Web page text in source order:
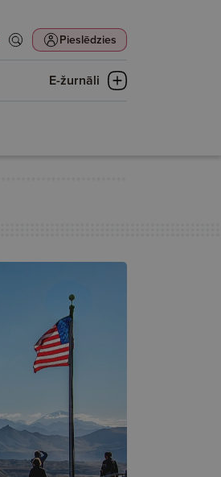
Pieslēdzies
E-žurnāli